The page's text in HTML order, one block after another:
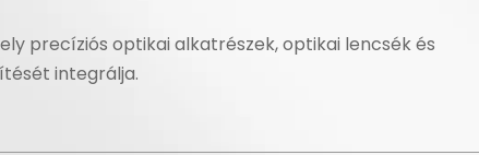
precíziós optikai alkatrészek, optikai lencsék és
integrálja.